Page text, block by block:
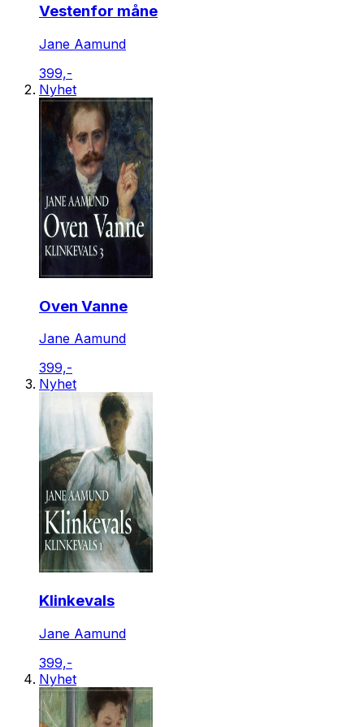
Vestenfor måne
Jane Aamund
399,-
Nyhet
Oven Vanne
Jane Aamund
399,-
Nyhet
Klinkevals
Jane Aamund
399,-
Nyhet